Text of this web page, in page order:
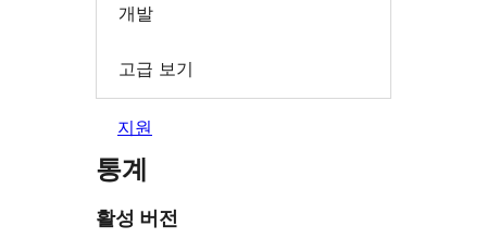
개발
고급 보기
지원
통계
활성 버전